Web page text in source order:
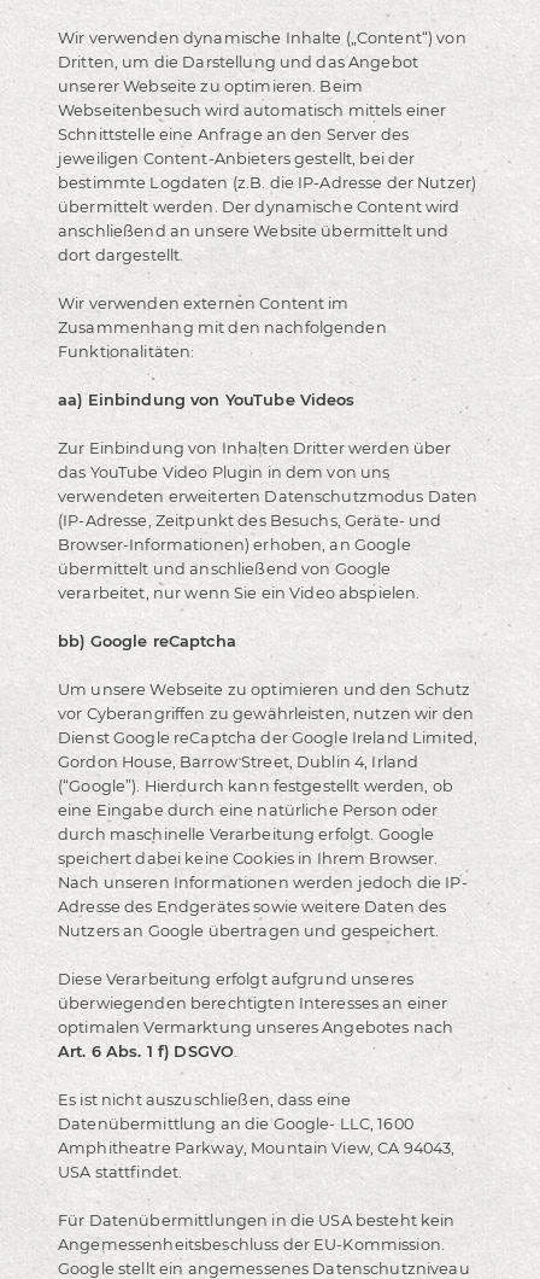
Wir verwenden dynamische Inhalte („Content“) von
Dritten, um die Darstellung und das Angebot
unserer Webseite zu optimieren. Beim
Webseitenbesuch wird automatisch mittels einer
Schnittstelle eine Anfrage an den Server des
jeweiligen Content-Anbieters gestellt, bei der
bestimmte Logdaten (z.B. die IP-Adresse der Nutzer)
übermittelt werden. Der dynamische Content wird
anschließend an unsere Website übermittelt und
dort dargestellt.
Wir verwenden externen Content im
Zusammenhang mit den nachfolgenden
Funktionalitäten:
aa) Einbindung von YouTube Videos
Zur Einbindung von Inhalten Dritter werden über
das YouTube Video Plugin in dem von uns
verwendeten erweiterten Datenschutzmodus Daten
(IP-Adresse, Zeitpunkt des Besuchs, Geräte- und
Browser-Informationen) erhoben, an Google
übermittelt und anschließend von Google
verarbeitet, nur wenn Sie ein Video abspielen.
bb) Google reCaptcha
Um unsere Webseite zu optimieren und den Schutz
vor Cyberangriffen zu gewährleisten, nutzen wir den
Dienst Google reCaptcha der Google Ireland Limited,
Gordon House, Barrow Street, Dublin 4, Irland
(“Google”). Hierdurch kann festgestellt werden, ob
eine Eingabe durch eine natürliche Person oder
durch maschinelle Verarbeitung erfolgt. Google
speichert dabei keine Cookies in Ihrem Browser.
Nach unseren Informationen werden jedoch die IP-
Adresse des Endgerätes sowie weitere Daten des
Nutzers an Google übertragen und gespeichert.
Diese Verarbeitung erfolgt aufgrund unseres
überwiegenden berechtigten Interesses an einer
optimalen Vermarktung unseres Angebotes nach
Art. 6 Abs. 1 f) DSGVO.
Es ist nicht auszuschließen, dass eine
Datenübermittlung an die Google- LLC, 1600
Amphitheatre Parkway, Mountain View, CA 94043,
USA stattfindet.
Für Datenübermittlungen in die USA besteht kein
Angemessenheitsbeschluss der EU-Kommission.
Google stellt ein angemessenes Datenschutzniveau